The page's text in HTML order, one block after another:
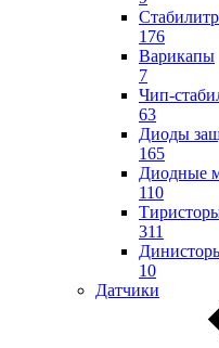
176
Варикапы
7
Чип-
63
Диоды
165
Диодные
110
311
10
Датчики